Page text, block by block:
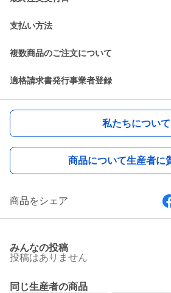
支払い方法
複数商品のご注文について
適格請求書発行事業者登録
私たちについて
商品について生産者に
商品をシェア
みんなの投稿
投稿はありません
同じ生産者の商品